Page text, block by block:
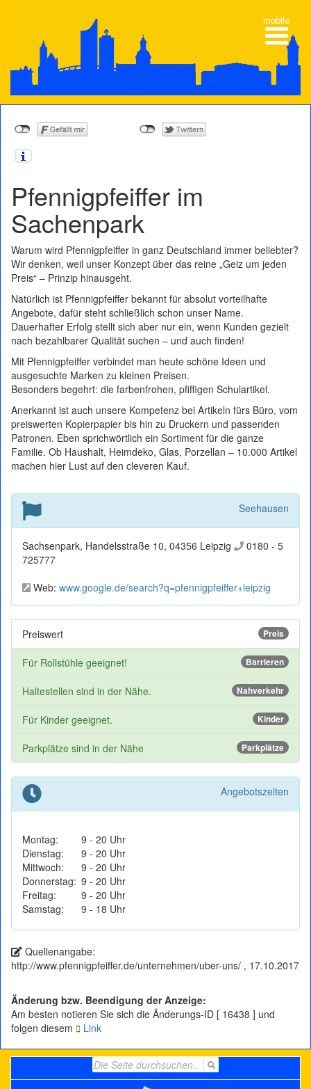
Pfennigpfeiffer im
Sachenpark
Warum wird Pfennigpfeiffer in ganz Deutschland immer beliebter?
Wir denken, weil unser Konzept über das reine „Geiz um jeden
Preis“ – Prinzip hinausgeht.
Natürlich ist Pfennigpfeiffer bekannt für absolut vorteilhafte
Angebote, dafür steht schließlich schon unser Name.
Dauerhafter Erfolg stellt sich aber nur ein, wenn Kunden gezielt
nach bezahlbarer Qualität suchen – und auch finden!
Mit Pfennigpfeiffer verbindet man heute schöne Ideen und
ausgesuchte Marken zu kleinen Preisen.
Besonders begehrt: die farbenfrohen, pfiffigen Schulartikel.
Anerkannt ist auch unsere Kompetenz bei Artikeln fürs Büro, vom
preiswerten Kopierpapier bis hin zu Druckern und passenden
Patronen. Eben sprichwörtlich ein Sortiment für die ganze
Familie. Ob Haushalt, Heimdeko, Glas, Porzellan – 10.000 Artikel
machen hier Lust auf den cleveren Kauf.
Seehausen
Sachsenpark, Handelsstraße 10, 04356 Leipzig
0180 - 5
725777
Web: www.google.de/search?q=pfennigpfeiffer+leipzig
Preis
Preiswert
Barrieren
Für Rollstühle geeignet!
Nahverkehr
Haltestellen sind in der Nähe.
Kinder
Für Kinder geeignet.
Parkplätze
Parkplätze sind in der Nähe
Angebotszeiten
Montag:
9 - 20 Uhr
Dienstag:
9 - 20 Uhr
Mittwoch:
9 - 20 Uhr
Donnerstag: 9 - 20 Uhr
Freitag:
9 - 20 Uhr
Samstag:
9 - 18 Uhr
Quellenangabe:
http://www.pfennigpfeiffer.de/unternehmen/uber-uns/ , 17.10.2017
Änderung bzw. Beendigung der Anzeige:
Am besten notieren Sie sich die Änderungs-ID [ 16438 ] und
folgen diesem
Link
for:
mobile